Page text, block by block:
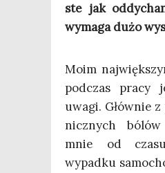
ste jak
wyma­ga dużo
Moim
pod­czas pra­cy
uwa­gi. Głów­nie
nicz­nych
mnie od
wypad­ku